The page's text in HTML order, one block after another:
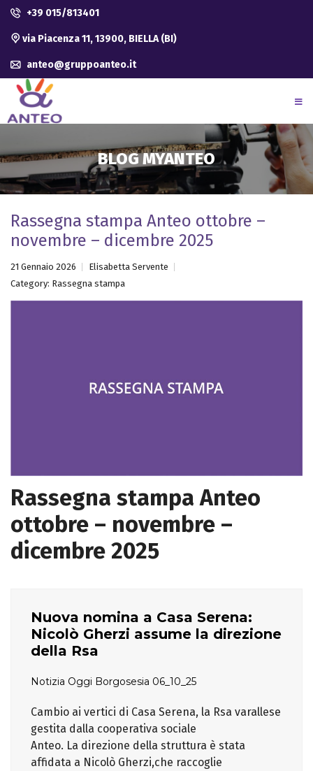
+39 015/813401
via Piacenza 11, 13900, BIELLA (BI)
anteo@gruppoanteo.it
BLOG MYANTEO
Rassegna stampa Anteo ottobre –
novembre – dicembre 2025
21 Gennaio 2026
Elisabetta Servente
Category: Rassegna stampa
Rassegna stampa Anteo
ottobre – novembre –
dicembre 2025
Nuova nomina a Casa Serena:
Nicolò Gherzi assume la direzione
della Rsa
Notizia Oggi Borgosesia 06_10_25
Cambio ai vertici di Casa Serena, la Rsa varallese
gestita dalla cooperativa sociale
Anteo. La direzione della struttura è stata
affidata a Nicolò Gherzi,che raccoglie